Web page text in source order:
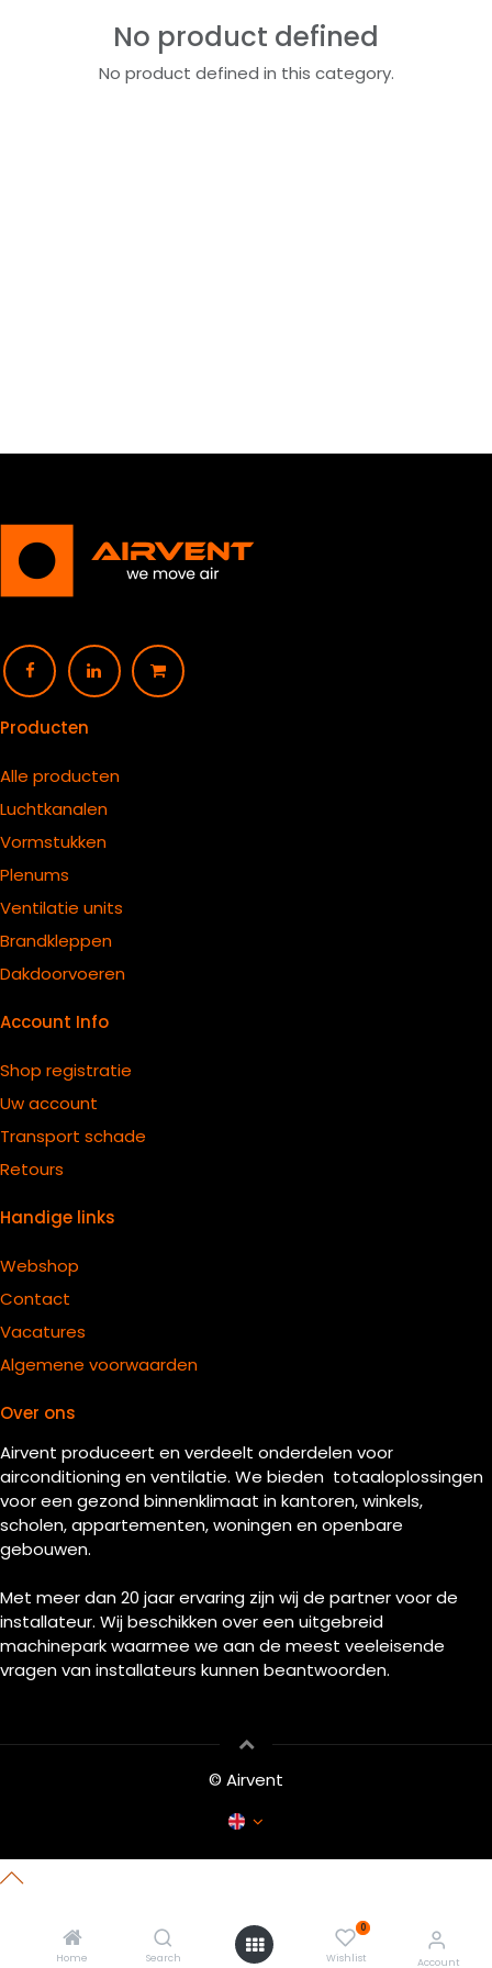
Home Search
0
Wishlist Account
No product defined
No product defined in this category.
Producten
Alle producten
Luchtkanalen
Vormstukken
Plenums
Ventilatie units
Brandkleppen
Dakdoorvoeren
Account Info
Shop registratie
Uw account
Transport schade
Retours
Handige links
Webshop
Contact
Vacatures
Algemene voorwaarden
Over ons
Airvent produceert en verdeelt onderdelen voor
airconditioning en ventilatie. We bieden totaaloplossingen
voor een gezond binnenklimaat in kantoren, winkels,
scholen, appartementen, woningen en openbare
gebouwen.
Met meer dan 20 jaar ervaring zijn wij de partner voor de
installateur. Wij beschikken over een uitgebreid
machinepark waarmee we aan de meest veeleisende
vragen van installateurs kunnen beantwoorden.
© Airvent